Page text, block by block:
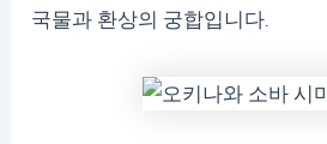
국물과 환상의 궁합입니다.